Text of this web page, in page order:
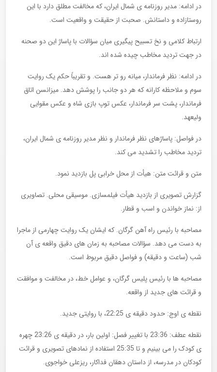
در ادامه: مدیر روزنامه ی شمال ایران، که مخالفت مطلق دارد با این
روستازاده و داستانش. صحبت از حقیقت و واقعیت است.
ارتباط کلامی و نخ تسبیح پیگیری میان سؤالات با پاساژ این دو صحنه
در جهت تردید مخاطب چیده شده اند.
در ادامه: نظر فرماندار، میانه رو تر هست. و تقریباً حکم یک روایت
سوم و ملاحظه کارانه که هر دو جانب را پوشش دهد. میزانسن اتاق
فرماندار، پشت سر فرماندار، عکس توپ بازی شاه و عکس مقوایی
ولیعهد.
در فواصل: پاساژهای نظر فرماندار و نظر مدیر روزنامه ی شمال ایران،
تردید مخاطب را تشدید می کند.
متن و قرائت متن: هیأت از محل خرابی پل بازدید نمود.
گزارش تصویری از بازدید هیأت فیلمسازی. موسیقی محلی. تصاویری
از: نماز خواندن و اسب و قطار.
مصاحبه با رئیس راه آهن گرگان. که ایشان یک روایت چهارمی از ماجرا
به دست می دهد. سؤالات مصاحبه به زمان های دقیق واقعه ی آن
شب (ساعت و دقیقه) و فواصل دقیق مربوط است.
مصاحبه ها با رئیس پلیس گرگان، و عوامل خط، در مخالفت و موافقت
و قرائت های جدید از واقعه.
نقطه ی اوج: حدود دقیقه ی 22:25، با روایتی جدید.
نقطه عطف: 23:36 با تغییر فصل: اولین بار، در دقیقه ی 23:26 چهره
ی کودک را می بینیم و تا 25:35 استفاده از نمادهای تصویری و قرائت
کودکان در مدرسه، از داستان دهقان فداکار، ریزعلی خواجوی.